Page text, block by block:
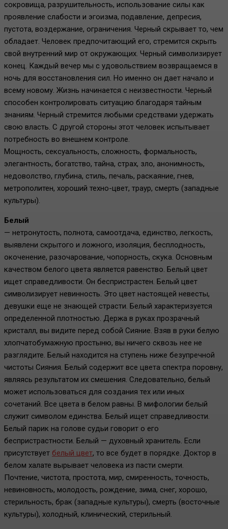
сокровища, разрушительность, использование силы как
проявление слабости и эгоизма, подавление, депресия,
пустота, воздержание, ограничения. Черный скрывает то, чем
обладает. Человек предпочитающий его, стремится скрыть
свой внутренний мир от окружающих. Черный символизирует
конец. Каждый вечер мы с удовольствием возвращаемся в
ночь для восстановления сил. Но именно он дает начало и
всему новому. Жизнь начинается с неизвестности. Черный
способен контролировать ситуацию благодаря тайным
знаниям. Черный стремится любыми средствами удержать
свою власть. С другой стороны этот человек испытывает
потребность во внешнем контроле.
Мощность, сексуальность, сложность, формальность,
элегантность, богатство, тайна, страх, зло, анонимность,
недоволство, глубина, стиль, печаль, раскаяние, гнев,
метрополитен, хороший техно-цвет, траур, смерть (западные
культуры).
Белый
— нетронутость, полнота, самоотдача, единство, легкость,
выявлени скрытого и ложного, изоляция, бесплодность,
окоченение, разочарование, чопорность, скука. Основным
качеством белого цвета является равенство. Белый цвет
ищет справедливости. Он беспристрастен. Белый цвет
символизирует невинность. Это цвет настоящей невесты,
девушки еще не знающей страсти. Белый характеризуется
определенной плотностью. Держа в руках прозрачный
кристалл, вы видите перед собой Сияние. Взяв в руки белую
хлопчатобумажную простыню, вы ничего сквозь нее не
разглядите. Белый находится на ступень ниже безупречной
чистоты Сияния. Белый содержит все цвета спектра поровну,
являясь результатом их смешения. Следовательно, белый
может использоваться для создания тех или иных
сочетаний. Все цвета в белом равны. В мифологии белый
служит символом единства. Белый ищет справедливости.
Белый парик на голове судьи говорит о его
беспристрастности. Белый — духовный хранитель. Если
присутствует белый цвет, то все будет в порядке. Доктор в
белом халате вырывает человека из пасти смерти.
Почтение, чистота, простота, мир, смиренность, точность,
невиновность, молодость, рождение, зима, снег, хорошо,
стерильность, брак (западные культуры), смерть (восточные
культуры), холодный, клинический, стерильный.